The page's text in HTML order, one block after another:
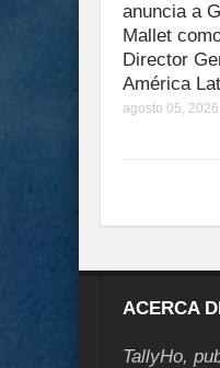
anuncia a
Mallet
Director
América
agosto 05, 2026
ACERCA
TallyHo,